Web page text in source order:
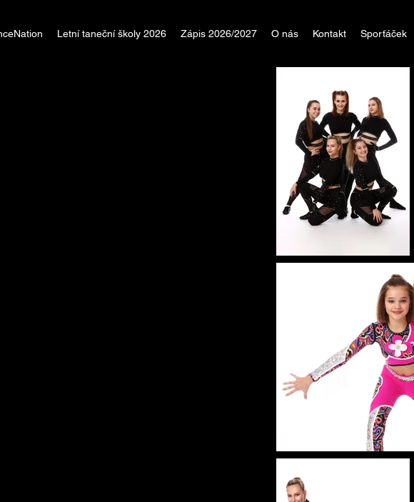
Letní taneční školy 2026 Zápis 2026/2027 O nás Kontakt Sporťáček